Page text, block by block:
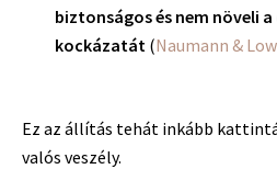
biztonságos és nem növeli
kockázatát (Naumann &
Ez az állítás tehát inkább
valós veszély.